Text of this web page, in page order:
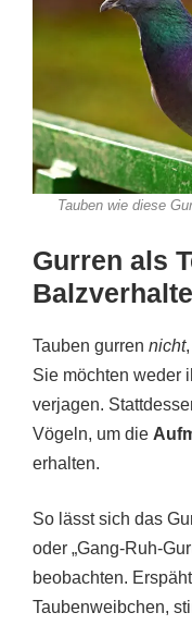
Tauben wie diese
Gurren als
Tauben gurren nicht
Sie möchten weder
verjagen.
Vögeln, um die
erhalten.
So lässt sich das
oder „Gang-Ruh-
beobachten.
Taubenweibchen,